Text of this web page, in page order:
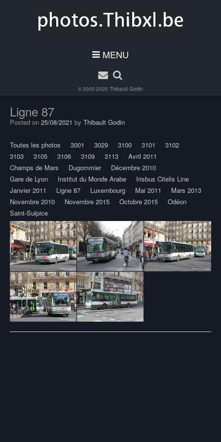
MENU
© 2005-2025 Thibault Godin
Ligne 87
Posted on 25/08/2021 by Thibault Godin
Toutes les photos 3001 3029 3100 3101
3102
3103
3105 3106 3109 3113
Avril 2011
Champs de Mars
Dugommier
Décembre 2010
Gare de Lyon
Institut du Monde Arabe
Irisbus Citelis Line
Janvier 2011
Ligne 87 Luxembourg Mai 2011
Mars 2013
Novembre 2010
Novembre 2015 Octobre 2015
Odéon
Saint-Sulpice
Post